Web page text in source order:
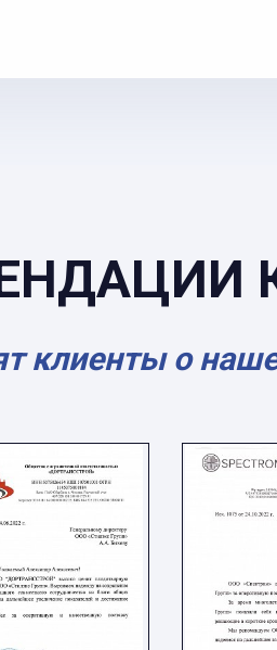
клиенты о